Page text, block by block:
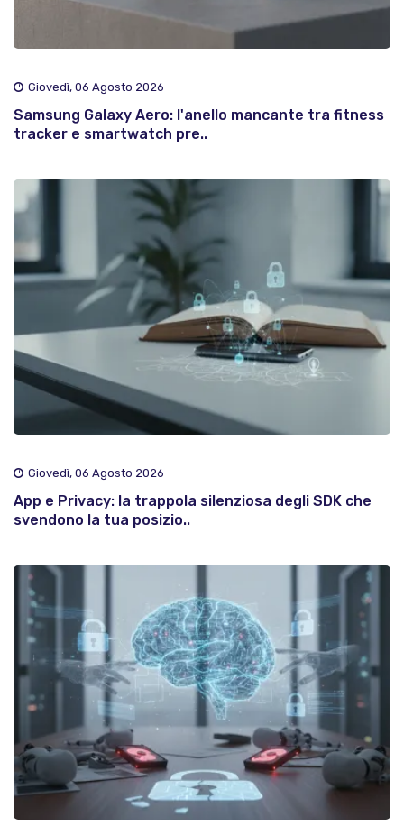
Giovedì, 06 Agosto 2026
Samsung Galaxy Aero: l'anello mancante tra fitness
tracker e smartwatch pre..
Giovedì, 06 Agosto 2026
App e Privacy: la trappola silenziosa degli SDK che
svendono la tua posizio..